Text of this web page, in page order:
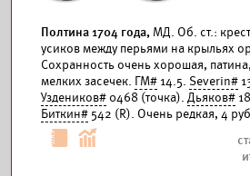
Полтина 1704 года, МД. Об. ст.:
усиков между перьями на крыльях
Сохранность очень хорошая,
мелких засечек. ГМ# 14.5. Severin#
Уздеников# 0468 (точка). Дьяков#
Биткин# 542 (R). Очень редкая, 4